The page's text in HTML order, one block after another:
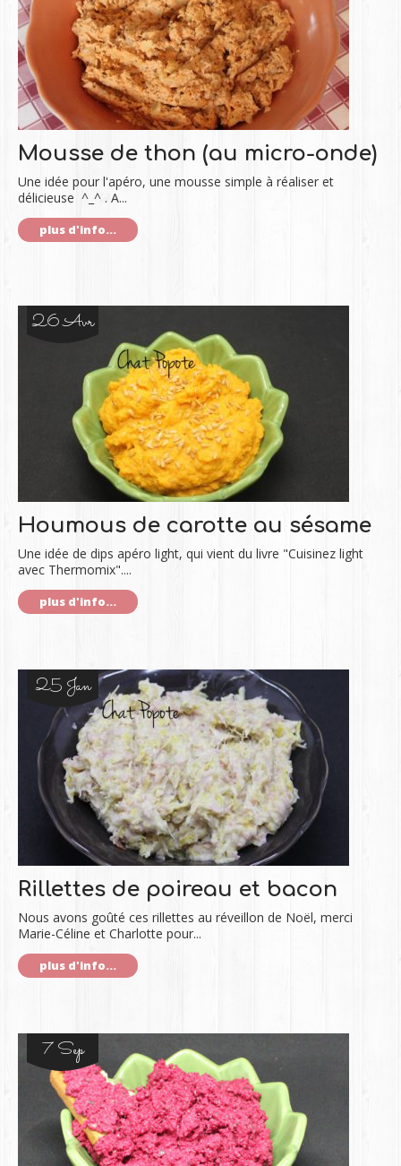
Mousse de thon (au micro-onde)
Une idée pour l'apéro, une mousse simple à réaliser et
délicieuse ^_^ . A...
plus d'info...
26 Avr
Houmous de carotte au sésame
Une idée de dips apéro light, qui vient du livre "Cuisinez light
avec Thermomix"....
plus d'info...
25 Jan
Rillettes de poireau et bacon
Nous avons goûté ces rillettes au réveillon de Noël, merci
Marie-Céline et Charlotte pour...
plus d'info...
7 Sep